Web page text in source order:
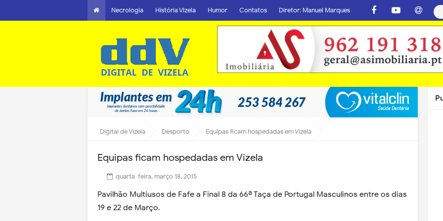
Necrologia História Vizela Humor Contatos Diretor: Manuel Marques
Digital de Vizela Desporto Equipas ficam hospedadas em Vizela
Equipas ficam hospedadas em Vizela
quarta-feira, março 18, 2015
Pavilhão Multiusos de Fafe a Final 8 da 66ª Taça de Portugal Masculinos entre os dias
19 e 22 de Março.